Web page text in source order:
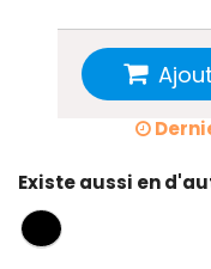
Existe aussi en